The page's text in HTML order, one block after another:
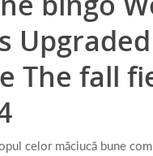
The fall
celor măciucă bune